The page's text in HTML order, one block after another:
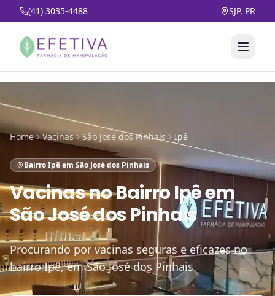
(41) 3035-4488 SJP, PR
Home Vacinas São José dos Pinhais Ipê
Bairro Ipê em São José dos Pinhais
VacinasnoBairro Ipê em
São José dos Pinhais
Procurando por vacinas seguras e eficazes no
bairro Ipê, em São José dos Pinhais.